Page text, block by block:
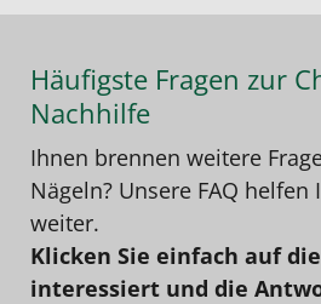
Häufigste Fragen zur
Nachhilfe
Ihnen brennen weitere
Nägeln? Unsere FAQ
weiter.
Klicken Sie einfach auf
interessiert und die